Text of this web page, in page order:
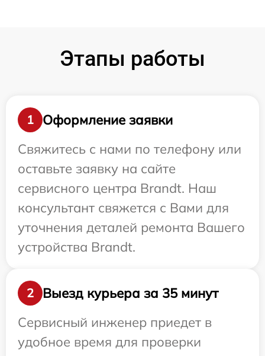
Этапы работы
1
Оформление заявки
Свяжитесь с нами по телефону или
оставьте заявку на сайте
сервисного центра Brandt. Наш
консультант свяжется с Вами для
уточнения деталей ремонта Вашего
устройства Brandt.
2
Выезд курьера за 35 минут
Сервисный инженер приедет в
удобное время для проверки